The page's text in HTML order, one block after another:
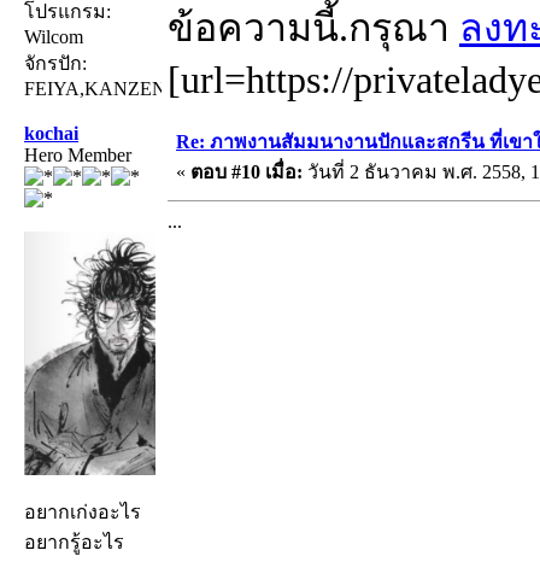
โปรแกรม:
Wilcom
จักรปัก:
FEIYA,KANZEN
ข้อความนี้.กรุณา ลงท
[url=https://
kochai
Hero Member
อยากเก่งอะไร
อยากรู้อะไร
Re: ภาพงานสัมมนางานปักและสกรีน ที่เขา
« ตอบ #10 เมื่อ: วันที่ 2 ธันวาคม พ.ศ. 2558,
...